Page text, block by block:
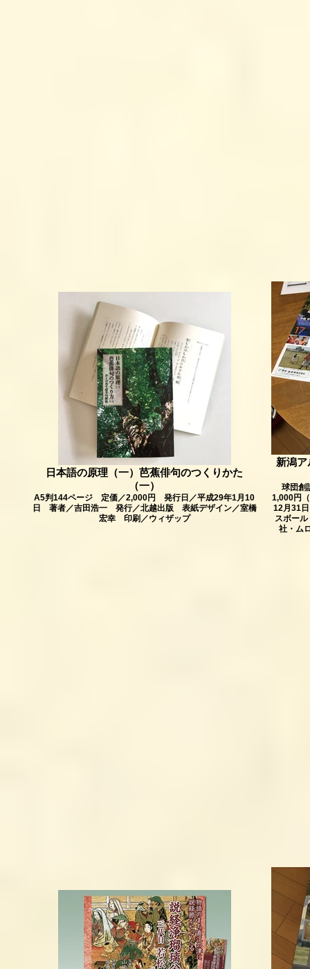
日本語の原理（一）芭蕉俳句のつくりかた
（一）
A5判144ページ 定価／2,000円 発行日／平成29年1月10
日 著者／吉田浩一 発行／北越出版 表紙デザイン／室橋
宏幸 印刷／ウィザップ
新潟
球団創
1,000円
12月31
スボー
社・ム